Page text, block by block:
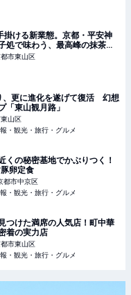
掛ける新業態。京都・平安神
処で味わう、最高峰の抹茶デ
べログマガジン
市東山区
、更に進化を遂げて復活 幻想
「東山観月路」
山区
・観光・旅行・グルメ
くの秘密基地でかぶりつく！
卵定食
都市中京区
・観光・旅行・グルメ
つけた満席の人気店！町中華
着の実力店
市東山区
・観光・旅行・グルメ